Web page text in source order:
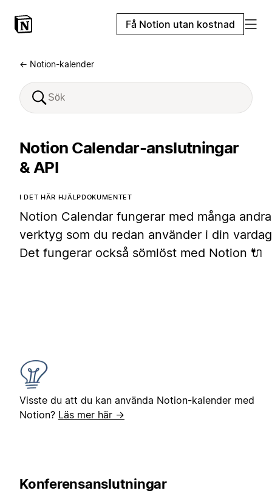
Få Notion utan kostnad
← Notion-kalender
Notion Calendar-anslutningar
& API
I DET HÄR HJÄLPDOKUMENTET
Notion Calendar fungerar med många andra
verktyg som du redan använder i din
Det fungerar också sömlöst med Notion 🔌
Visste du att du kan använda Notion-kalender med
Notion? Läs mer här →
Konferensanslutningar